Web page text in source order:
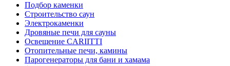
Подбор каменки
Строительство саун
Электрокаменки
Дровяные печи для сауны
Освещение CARIITTI
Отопительные печи, камины
Парогенераторы для бани и хамама